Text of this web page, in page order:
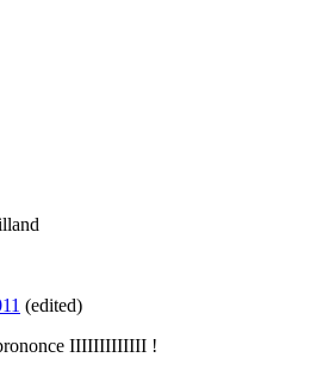
(edited)
IIIIIIIIIIIII !